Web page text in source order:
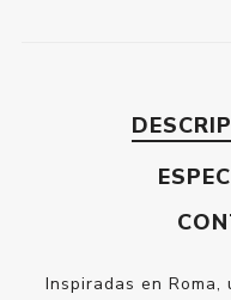
Inspiradas en